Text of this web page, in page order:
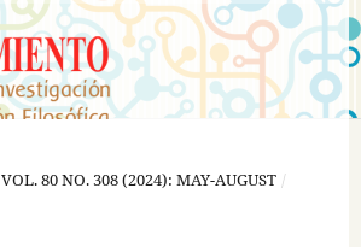
VOL. 80 NO. 308 (2024): MAY-AUGUST /